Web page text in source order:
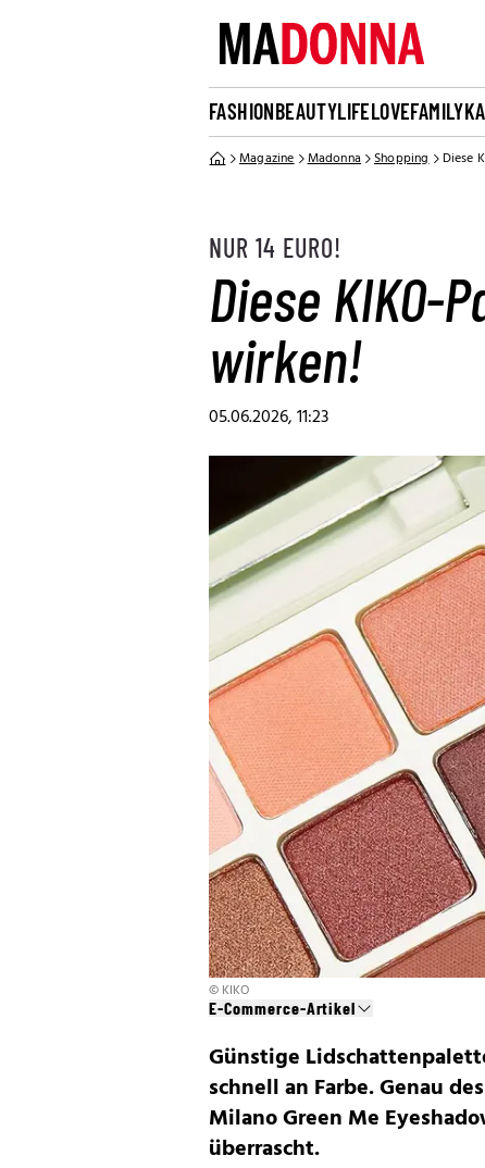
FASHIONBEAUTYLIFELOVEFAMILY
Magazine Madonna Shopping Diese
NUR 14 EURO!
Diese KIKO-
wirken!
05.06.2026, 11:23
© KIKO
E-Commerce-Artikel
Günstige
schnell an Farbe. Genau
Milano Green Me
überrascht.